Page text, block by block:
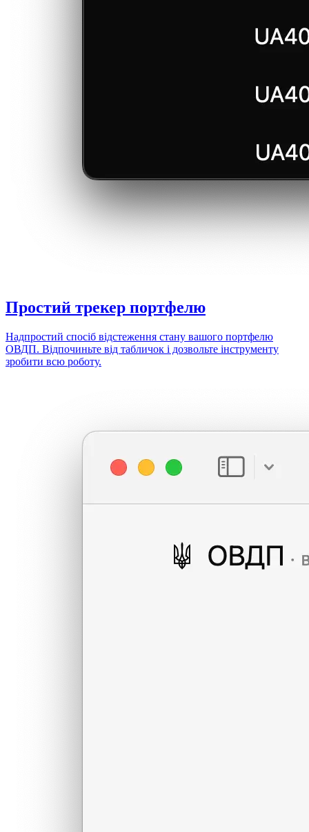
Простий трекер портфелю
Надпростий спосіб відстеження стану вашого портфелю
ОВДП. Відпочиньте від табличок і дозвольте інструменту
зробити всю роботу.